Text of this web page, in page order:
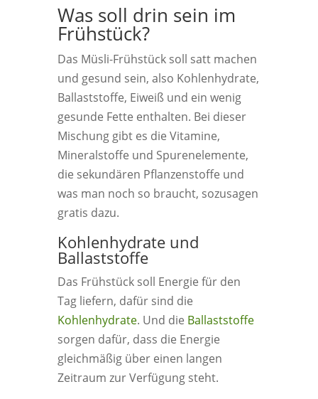
Was soll drin sein im
Frühstück?
Das Müsli-Frühstück soll satt machen
und gesund sein, also Kohlenhydrate,
Ballaststoffe, Eiweiß und ein wenig
gesunde Fette enthalten. Bei dieser
Mischung gibt es die Vitamine,
Mineralstoffe und Spurenelemente,
die sekundären Pflanzenstoffe und
was man noch so braucht, sozusagen
gratis dazu.
Kohlenhydrate und
Ballaststoffe
Das Frühstück soll Energie für den
Tag liefern, dafür sind die
Kohlenhydrate. Und die Ballaststoffe
sorgen dafür, dass die Energie
gleichmäßig über einen langen
Zeitraum zur Verfügung steht.